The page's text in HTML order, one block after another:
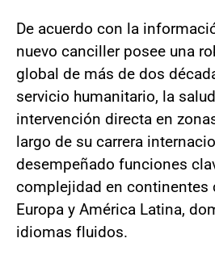
De acuerdo con la
nuevo canciller posee una
global de más de dos
servicio humanitario, la
intervención directa en
largo de su carrera
desempeñado funciones
complejidad en continentes
Europa y América Latina,
idiomas fluidos.